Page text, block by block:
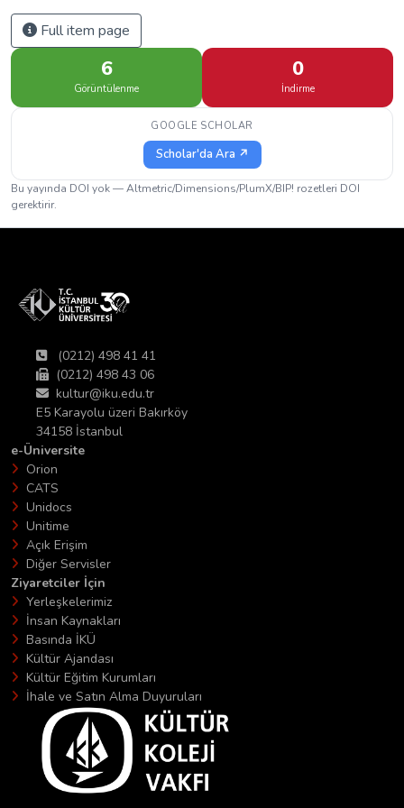
Full item page
6
Görüntülenme
0
İndirme
GOOGLE SCHOLAR
Scholar'da Ara ↗
Bu yayında DOI yok — Altmetric/Dimensions/PlumX/BIP! rozetleri DOI
gerektirir.
(0212) 498 41 41
(0212) 498 43 06
kultur@iku.edu.tr
E5 Karayolu üzeri Bakırköy
34158 İstanbul
e-Üniversite
Orion
CATS
Unidocs
Unitime
Açık Erişim
Diğer Servisler
Ziyaretciler İçin
Yerleşkelerimiz
İnsan Kaynakları
Basında İKÜ
Kültür Ajandası
Kültür Eğitim Kurumları
İhale ve Satın Alma Duyuruları